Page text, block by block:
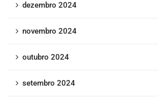
dezembro 2024
novembro 2024
outubro 2024
setembro 2024